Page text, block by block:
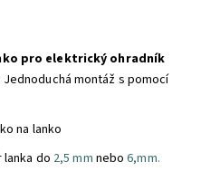
pro elektrický ohradník
montáž s pomocí
na lanko
do 2,5 mm nebo6,mm.